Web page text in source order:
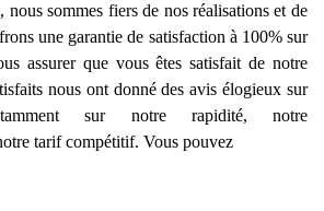
, nous sommes fiers de nos réalisations et de
une garantie de satisfaction à 100% sur
assurer que vous êtes satisfait de notre
nous ont donné des avis élogieux sur
sur notre rapidité, notre
tarif compétitif. Vous pouvez